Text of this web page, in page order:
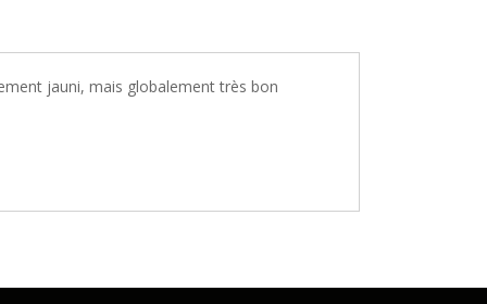
jauni, mais globalement très bon